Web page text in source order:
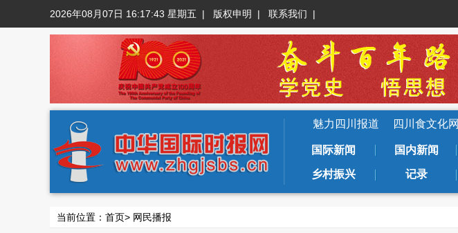
2026年08月07日 16:17:44 星期五 | 版权申明 | 联系我们 |
魅力四川报道 四川食文化网
国际新闻 国内新闻
乡村振兴 记录
当前位置： 首页> 网民播报